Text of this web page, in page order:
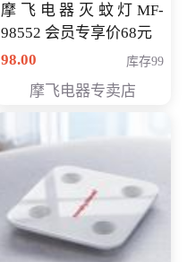
摩飞电器灭蚊灯MF-
98552 会员专享价68元
98.00
库存99
摩飞电器专卖店